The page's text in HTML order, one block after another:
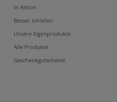
In Aktion
Besser schlafen
Unsere Eigenprodukte
Alle Produkte
Geschenkgutscheine